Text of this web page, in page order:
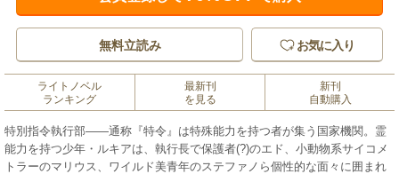
無料立読み お気に入り
ライトノベル
ランキング
最新刊
を見る
新刊
自動購入
特別指令執行部――通称『特令』は特殊能力を持つ者が集う国家機関。霊
能力を持つ少年・ルキアは、執行長で保護者(?)のエド、小動物系サイコメ
トラーのマリウス、ワイルド美青年のステファノら個性的な面々に囲まれ